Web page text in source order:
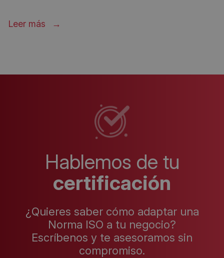
Leer más
Hablemos de tu
certificación
¿Quieres saber cómo adaptar una
Norma ISO a tu negocio?
Escríbenos y te asesoramos sin
compromiso.